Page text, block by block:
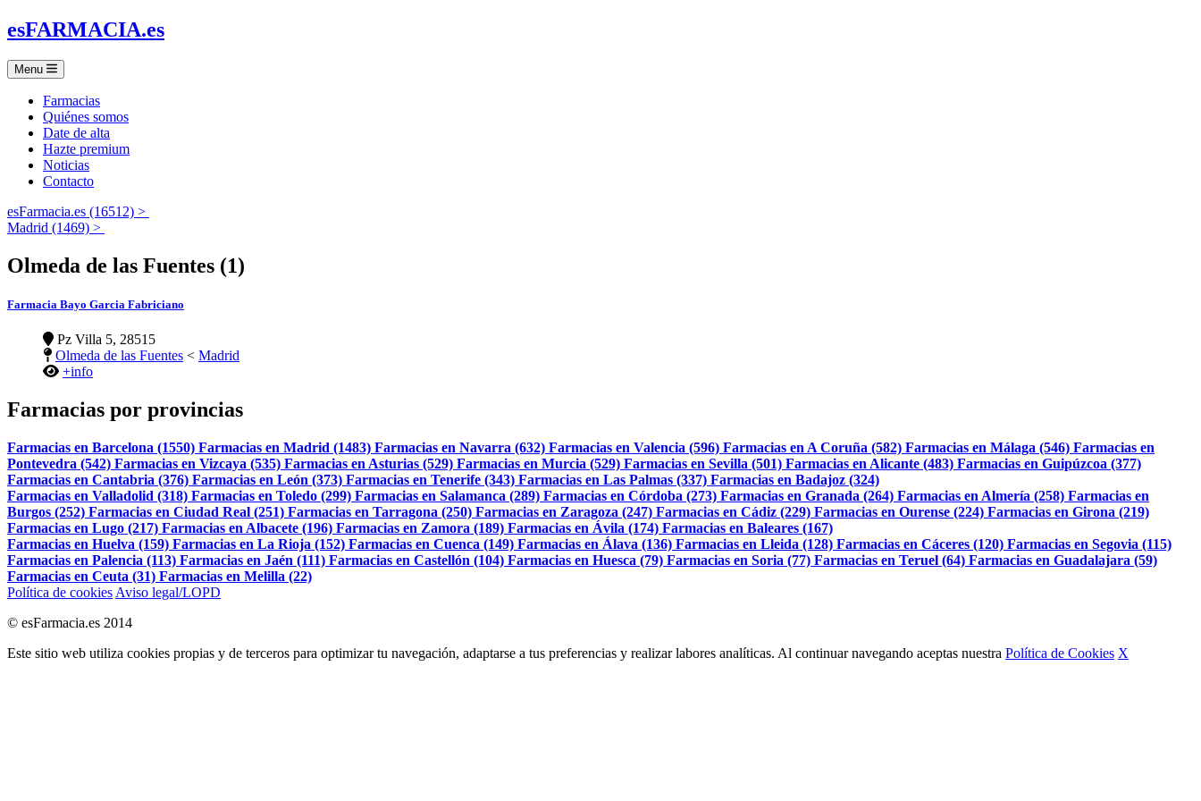
esFARMACIA.es
Menu
Farmacias
Quiénes somos
Date de alta
Hazte premium
Noticias
Contacto
esFarmacia.es (16512) >
Madrid (1469) >
Olmeda de las Fuentes (1)
Farmacia Bayo Garcia Fabriciano
Pz Villa 5, 28515
Olmeda de las Fuentes < Madrid
+info
Farmacias por provincias
Farmacias en Barcelona (1550) Farmacias en Madrid (1483) Farmacias en Navarra (632) Farmacias en Valencia (596) Farmacias en A Coruña (582) Farmacias en Málaga (546) Farmacias en
Pontevedra (542) Farmacias en Vizcaya (535) Farmacias en Asturias (529) Farmacias en Murcia (529) Farmacias en Sevilla (501) Farmacias en Alicante (483) Farmacias en Guipúzcoa (377)
Farmacias en Cantabria (376) Farmacias en León (373) Farmacias en Tenerife (343) Farmacias en Las Palmas (337) Farmacias en Badajoz (324)
Farmacias en Valladolid (318) Farmacias en Toledo (299) Farmacias en Salamanca (289) Farmacias en Córdoba (273) Farmacias en Granada (264) Farmacias en Almería (258) Farmacias en
Burgos (252) Farmacias en Ciudad Real (251) Farmacias en Tarragona (250) Farmacias en Zaragoza (247) Farmacias en Cádiz (229) Farmacias en Ourense (224) Farmacias en Girona (219)
Farmacias en Lugo (217) Farmacias en Albacete (196) Farmacias en Zamora (189) Farmacias en Ávila (174) Farmacias en Baleares (167)
Farmacias en Huelva (159) Farmacias en La Rioja (152) Farmacias en Cuenca (149) Farmacias en Álava (136) Farmacias en Lleida (128) Farmacias en Cáceres (120) Farmacias en Segovia (115)
Farmacias en Palencia (113) Farmacias en Jaén (111) Farmacias en Castellón (104) Farmacias en Huesca (79) Farmacias en Soria (77) Farmacias en Teruel (64) Farmacias en Guadalajara (59)
Farmacias en Ceuta (31) Farmacias en Melilla (22)
Política de cookies Aviso legal/LOPD
© esFarmacia.es 2014
Este sitio web utiliza cookies propias y de terceros para optimizar tu navegación, adaptarse a tus preferencias y realizar labores analíticas. Al continuar navegando aceptas nuestra Política de Cookies X